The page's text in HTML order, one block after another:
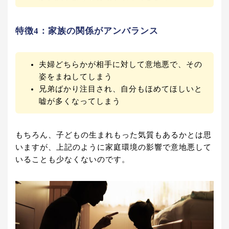
特徴4：家族の関係がアンバランス
夫婦どちらかが相手に対して意地悪で、その
姿をまねしてしまう
兄弟ばかり注目され、自分もほめてほしいと
嘘が多くなってしまう
もちろん、子どもの生まれもった気質もあるかとは思
いますが、上記のように家庭環境の影響で意地悪して
いることも少なくないのです。